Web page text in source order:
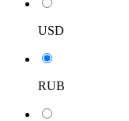
USD
RUB